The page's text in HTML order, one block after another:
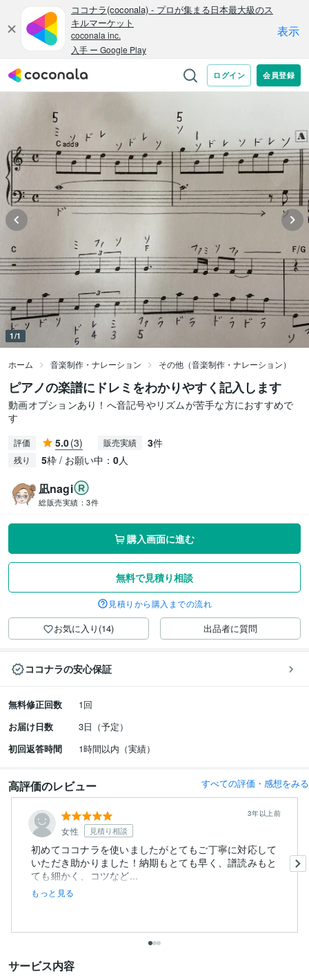
1/1
ホーム 音楽制作・ナレーション その他（音楽制作・ナレーション）
ピアノの楽譜にドレミをわかりやすく記入します
動画オプションあり！へ音記号やリズムが苦手な方におすすめで
す
評価 5.0(3) 販売実績 3件
残り 5枠 / お願い中： 0人
凪nagi
総販売実績： 3件
購入画面に進む
無料で見積り相談
見積りから購入までの流れ
お気に入り(14) 出品者に質問
ココナラの安心保証
無料修正回数
1回
お届け日数
3日（予定）
初回返答時間
1時間以内（実績）
高評価のレビュー すべての評価・感想をみる
女性 見積り相談
3年以上前
初めてココナラを使いましたがとてもご丁寧に対応して
いただき助かりました！納期もとても早く、譜読みもと
ても細かく、コツなど...
もっと見る
サービス内容